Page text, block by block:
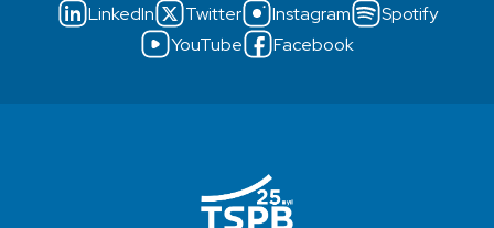
LinkedIn Twitter Instagram
Spotify
YouTube
Facebook